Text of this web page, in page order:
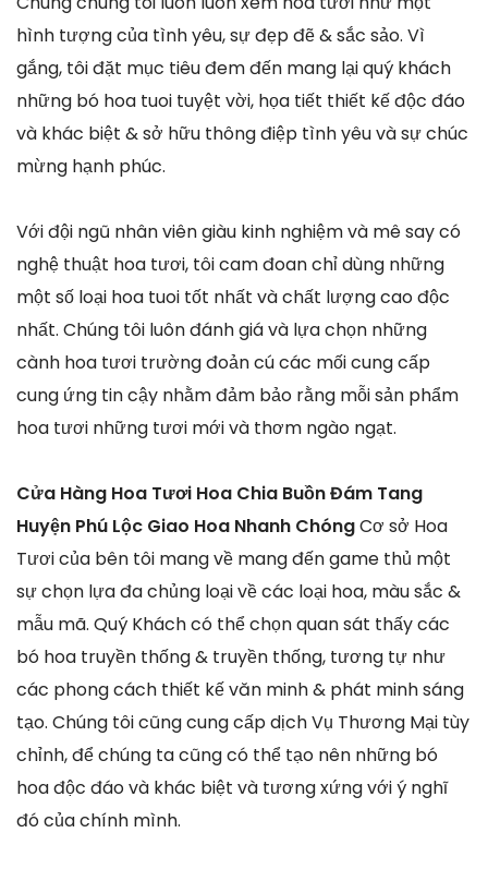
hình tượng của tình yêu, sự đẹp đẽ & sắc sảo. Vì
gắng, tôi đặt mục tiêu đem đến mang lại quý khách
những bó hoa tuoi tuyệt vời, họa tiết thiết kế độc đáo
và khác biệt & sở hữu thông điệp tình yêu và sự chúc
mừng hạnh phúc.
Với đội ngũ nhân viên giàu kinh nghiệm và mê say có
nghệ thuật hoa tươi, tôi cam đoan chỉ dùng những
một số loại hoa tuoi tốt nhất và chất lượng cao độc
nhất. Chúng tôi luôn đánh giá và lựa chọn những
cành hoa tươi trường đoản cú các mối cung cấp
cung ứng tin cậy nhằm đảm bảo rằng mỗi sản phẩm
hoa tươi những tươi mới và thơm ngào ngạt.
Cửa Hàng Hoa Tươi Hoa Chia Buồn Đám Tang
Huyện Phú Lộc Giao Hoa Nhanh ChóngCơ sở Hoa
Tươi của bên tôi mang về mang đến game thủ một
sự chọn lựa đa chủng loại về các loại hoa, màu sắc &
mẫu mã. Quý Khách có thể chọn quan sát thấy các
bó hoa truyền thống & truyền thống, tương tự như
các phong cách thiết kế văn minh & phát minh sáng
tạo. Chúng tôi cũng cung cấp dịch Vụ Thương Mại tùy
chỉnh, để chúng ta cũng có thể tạo nên những bó
hoa độc đáo và khác biệt và tương xứng với ý nghĩ
đó của chính mình.